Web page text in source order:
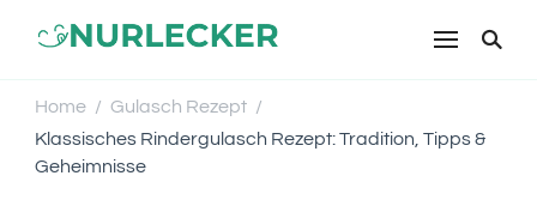
NURLECKER
Einfache & leckere Rezepte für
Home / Gulasch Rezept /
Klassisches Rindergulasch Rezept: Tradition, Tipps &
Geheimnisse